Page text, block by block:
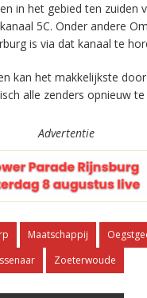
in het gebied ten zuiden
5C. Onder andere
is via dat kanaal te
kan het makkelijkste
alle zenders opnieuw te
Advertentie
Maatschappij
Zoeterwoude